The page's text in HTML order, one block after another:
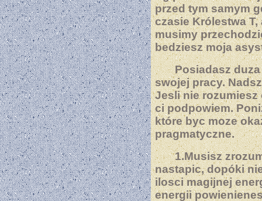
przed tym samym
czasie Królestwa
musimy
bedziesz moja
Posiadasz
swojej pracy.
Jesli nie rozumiesz
ci podpowiem.
które byc moze
pragmatyczne.
1.Musisz
nastapic, dopóki
ilosci magijnej
energii